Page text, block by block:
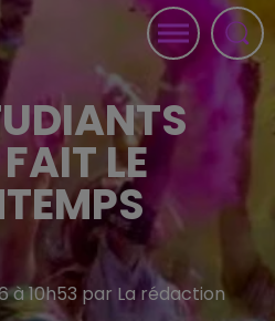
LE
à 10h53 par La rédaction